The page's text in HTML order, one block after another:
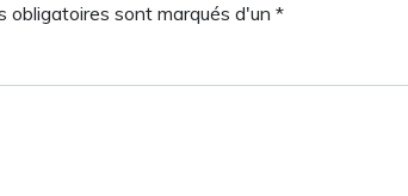
obligatoires sont marqués d'un *